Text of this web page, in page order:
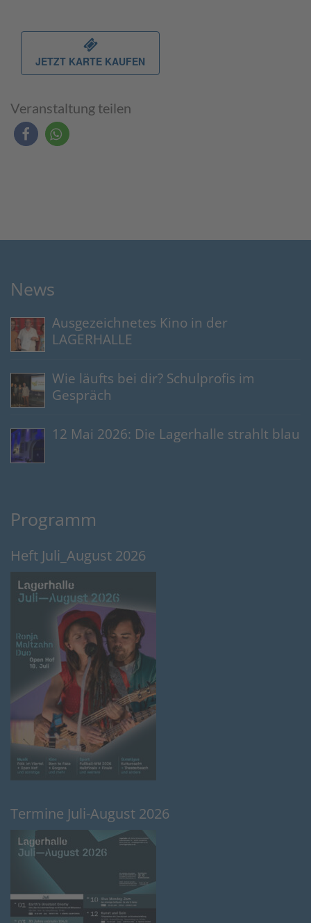
JETZT KARTE KAUFEN
Veranstaltung teilen
News
Ausgezeichnetes Kino in der
LAGERHALLE
Wie läufts bei dir? Schulprofis im
Gespräch
12 Mai 2026: Die Lagerhalle strahlt blau
Programm
Heft Juli_August 2026
Termine Juli-August 2026